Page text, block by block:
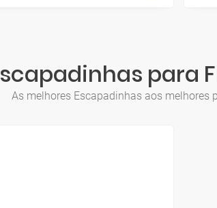
para
As melhores Escapadinhas aos melhores